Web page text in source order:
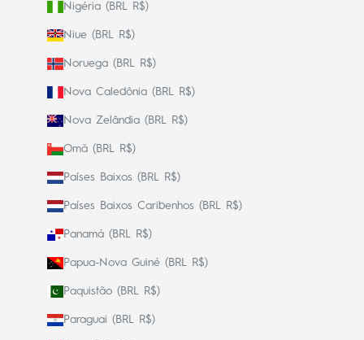
Nigéria (BRL R$)
Niue (BRL R$)
Noruega (BRL R$)
Nova Caledônia (BRL R$)
Nova Zelândia (BRL R$)
Omã (BRL R$)
Países Baixos (BRL R$)
Países Baixos Caribenhos (BRL R$)
Panamá (BRL R$)
Papua-Nova Guiné (BRL R$)
Paquistão (BRL R$)
Paraguai (BRL R$)